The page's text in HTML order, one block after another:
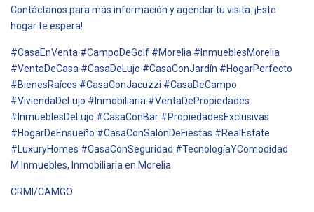
Contáctanos para más información y agendar tu visita. ¡Este
hogar te espera!
#CasaEnVenta #CampoDeGolf #Morelia #InmueblesMorelia
#VentaDeCasa #CasaDeLujo #CasaConJardín #HogarPerfecto
#BienesRaíces #CasaConJacuzzi #CasaDeCampo
#ViviendaDeLujo #Inmobiliaria #VentaDePropiedades
#InmueblesDeLujo #CasaConBar #PropiedadesExclusivas
#HogarDeEnsueño #CasaConSalónDeFiestas #RealEstate
#LuxuryHomes #CasaConSeguridad #TecnologíaYComodidad
M Inmuebles, Inmobiliaria en Morelia
CRMI/CAMGO